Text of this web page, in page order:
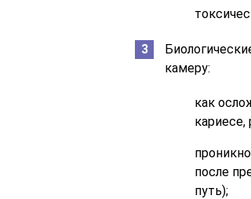
камеру:
как
после
путь);